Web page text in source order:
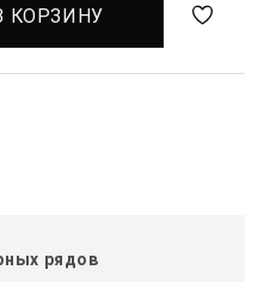
КОРЗИНУ
рядов